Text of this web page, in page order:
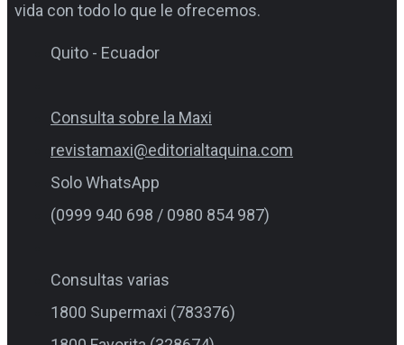
vida con todo lo que le ofrecemos.
Quito - Ecuador
Consulta sobre la Maxi
revistamaxi@editorialtaquina.com
Solo WhatsApp
(0999 940 698 / 0980 854 987)
Consultas varias
1800 Supermaxi (783376)